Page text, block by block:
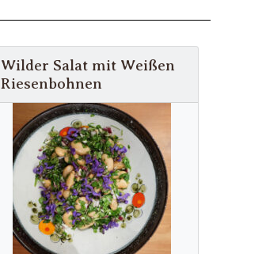
Wilder Salat mit Weißen
Riesenbohnen